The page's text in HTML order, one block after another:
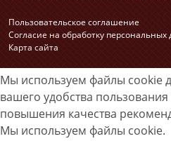
Мы используем файлы cookie
вашего удобства
повышения качества
Мы используем файлы cookie.
Пользовательское соглашение
Согласие на обработку
Карта сайта
Принимаем к оплате
Услуги по приему заказов через интернет
12918074